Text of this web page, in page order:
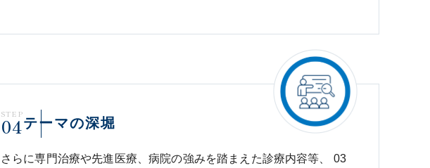
STEP
04テーマの深堀
さらに専門治療や先進医療、病院の強みを踏まえた診療内容等、 03